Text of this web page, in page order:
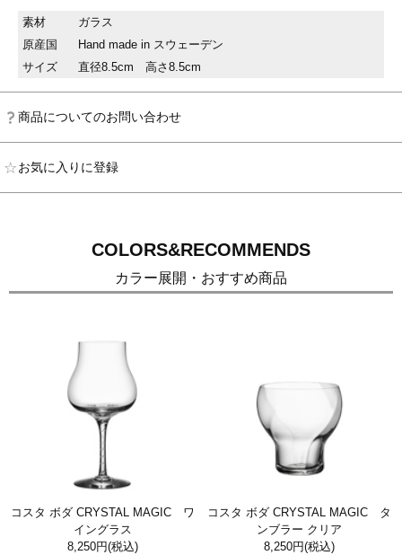
素材
ガラス
原産国
Hand made in スウェーデン
サイズ
直径8.5cm 高さ8.5cm
商品についてのお問い合わせ
お気に入りに登録
COLORS&RECOMMENDS
カラー展開・おすすめ商品
コスタ ボダ CRYSTAL MAGIC ワ
イングラス
8,250円(税込)
コスタ ボダ CRYSTAL MAGIC タ
ンブラー クリア
8,250円(税込)